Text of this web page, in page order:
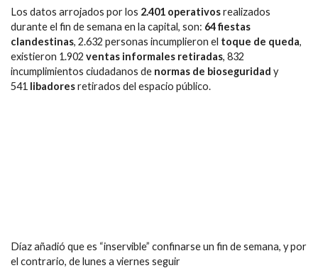
Los datos arrojados por los 2.401 operativosrealizados
durante el fin de semana en la capital, son: 64 fiestas
clandestinas, 2.632 personas incumplieron el toque de queda,
existieron 1.902 ventas informales retiradas, 832
incumplimientos ciudadanos de normas de bioseguridad y
541 libadoresretirados del espacio público.
Díaz añadió que es “inservible” confinarse un fin de semana, y por
el contrario, de lunes a viernes seguir